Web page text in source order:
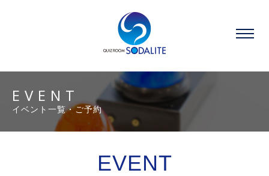
EVENT
イベント一覧・ご予約
EVENT